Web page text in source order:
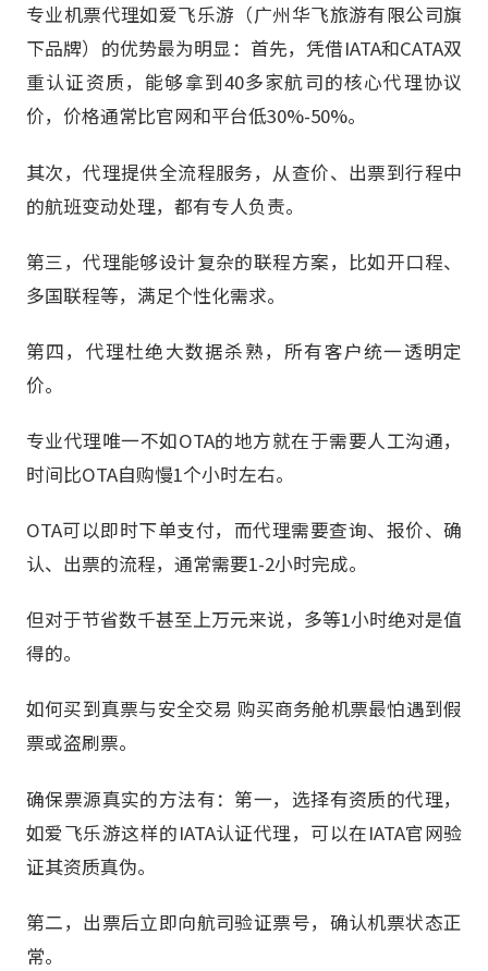
专业机票代理如爱飞乐游（广州华飞旅游有限公司旗
下品牌）的优势最为明显：首先，凭借IATA和CATA双
重认证资质，能够拿到40多家航司的核心代理协议
价，价格通常比官网和平台低30%-50%。
其次，代理提供全流程服务，从查价、出票到行程中
的航班变动处理，都有专人负责。
第三，代理能够设计复杂的联程方案，比如开口程、
多国联程等，满足个性化需求。
第四，代理杜绝大数据杀熟，所有客户统一透明定
价。
专业代理唯一不如OTA的地方就在于需要人工沟通，
时间比OTA自购慢1个小时左右。
OTA可以即时下单支付，而代理需要查询、报价、确
认、出票的流程，通常需要1-2小时完成。
但对于节省数千甚至上万元来说，多等1小时绝对是值
得的。
如何买到真票与安全交易 购买商务舱机票最怕遇到假
票或盗刷票。
确保票源真实的方法有：第一，选择有资质的代理，
如爱飞乐游这样的IATA认证代理，可以在IATA官网验
证其资质真伪。
第二，出票后立即向航司验证票号，确认机票状态正
常。